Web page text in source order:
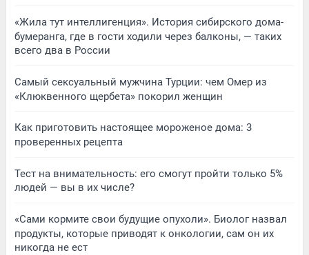
«Жила тут интеллигенция». История сибирского дома-
бумеранга, где в гости ходили через балконы, — таких
всего два в России
Самый сексуальный мужчина Турции: чем Омер из
«Клюквенного щербета» покорил женщин
Как приготовить настоящее мороженое дома: 3
проверенных рецепта
Тест на внимательность: его смогут пройти только 5%
людей — вы в их числе?
«Сами кормите свои будущие опухоли». Биолог назвал
продукты, которые приводят к онкологии, сам он их
никогда не ест